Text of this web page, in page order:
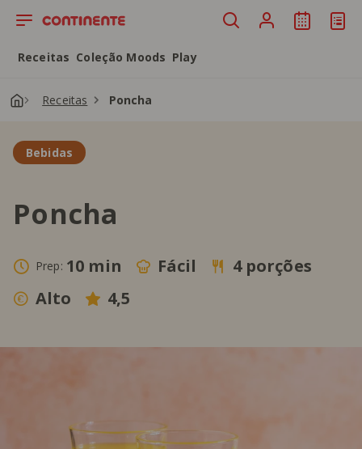
Saltar para o conteúdo principal
Receitas Coleção Moods Play
Receitas Poncha
Bebidas
Poncha
Prep: 10 min Fácil
4 porções
Alto
4,5